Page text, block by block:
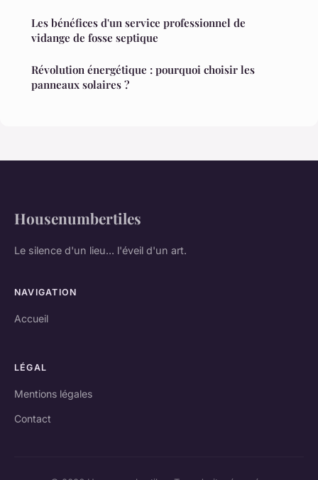
Les bénéfices d'un service professionnel de
vidange de fosse septique
Révolution énergétique : pourquoi choisir les
panneaux solaires ?
Housenumbertiles
Le silence d'un lieu... l'éveil d'un art.
NAVIGATION
Accueil
LÉGAL
Mentions légales
Contact